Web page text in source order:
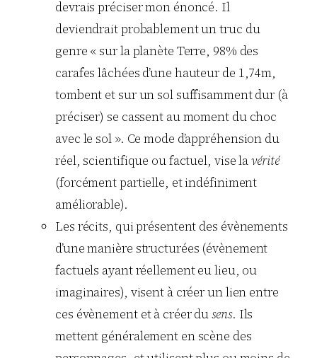
devrais préciser mon énoncé. Il
deviendrait probablement un truc du
genre « sur la planète Terre, 98% des
carafes lâchées d’une hauteur de 1,74m,
tombent et sur un sol suffisamment dur (à
préciser) se cassent au moment du choc
avec le sol ». Ce mode d’appréhension du
réel, scientifique ou factuel, vise lavérité
(forcément partielle, et indéfiniment
améliorable).
Les récits, qui présentent des évènements
d’une manière structurées (évènement
factuels ayant réellement eu lieu, ou
imaginaires), visent à créer un lien entre
ces évènement et à créer dusens. Ils
mettent généralement en scène des